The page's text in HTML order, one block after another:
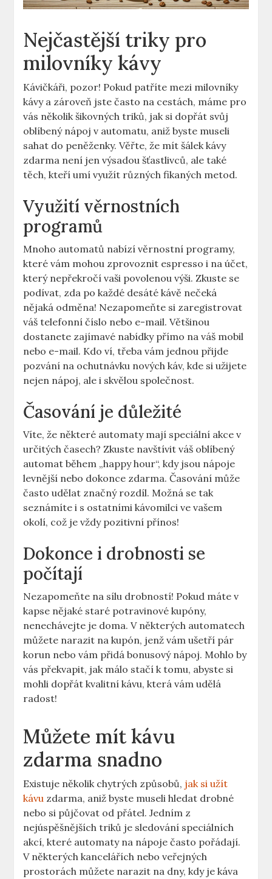
Nejčastější triky pro
milovníky kávy
Kávičkáři, pozor! Pokud patříte mezi milovníky
kávy a zároveň jste často na cestách, máme pro
vás několik šikovných triků, jak si dopřát svůj
oblíbený nápoj v automatu, aniž byste museli
sahat do peněženky. Věřte, že mít šálek kávy
zdarma není jen výsadou šťastlivců, ale také
těch, kteří umí využít různých fikaných metod.
Využití věrnostních
programů
Mnoho automatů nabízí věrnostní programy,
které vám mohou zprovoznit espresso i na účet,
který nepřekročí vaši povolenou výši. Zkuste se
podívat, zda po každé desáté kávě nečeká
nějaká odměna! Nezapomeňte si zaregistrovat
váš telefonní číslo nebo e-mail. Většinou
dostanete zajímavé nabídky přímo na váš mobil
nebo e-mail. Kdo ví, třeba vám jednou přijde
pozvání na ochutnávku nových káv, kde si užijete
nejen nápoj, ale i skvělou společnost.
Časování je důležité
Víte, že některé automaty mají speciální akce v
určitých časech? Zkuste navštívit váš oblíbený
automat během „happy hour“, kdy jsou nápoje
levnější nebo dokonce zdarma. Časování může
často udělat značný rozdíl. Možná se tak
seznámíte i s ostatními kávomilci ve vašem
okolí, což je vždy pozitivní přínos!
Dokonce i drobnosti se
počítají
Nezapomeňte na sílu drobností! Pokud máte v
kapse nějaké staré potravinové kupóny,
nenechávejte je doma. V některých automatech
můžete narazit na kupón, jenž vám ušetří pár
korun nebo vám přidá bonusový nápoj. Mohlo by
vás překvapit, jak málo stačí k tomu, abyste si
mohli dopřát kvalitní kávu, která vám udělá
radost!
Můžete mít kávu
zdarma snadno
Existuje několik chytrých způsobů, jak si užít
kávu zdarma, aniž byste museli hledat drobné
nebo si půjčovat od přátel. Jedním z
nejúspěšnějších triků je sledování speciálních
akcí, které automaty na nápoje často pořádají.
V některých kancelářích nebo veřejných
prostorách můžete narazit na dny, kdy je káva